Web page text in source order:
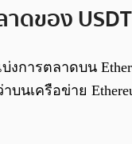
ดของ
การตลาดบน
นเครือข่าย